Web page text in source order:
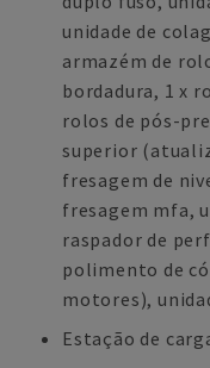
unidade de
armazém de
bordadura, 1 x
rolos de pós-
superior
fresagem de
fresagem mfa,
raspador de
polimento de
motores),
Estação de